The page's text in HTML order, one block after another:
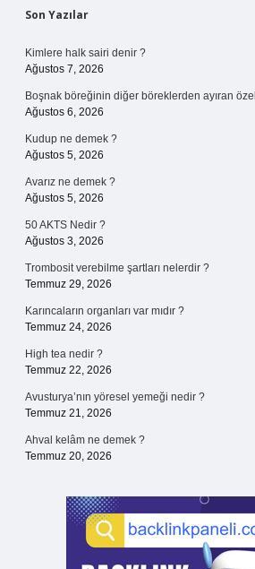
Sidebar
Son Yazılar
Kimlere halk sairi denir ?
Ağustos 7, 2026
Boşnak böreğinin diğer böreklerden ayıran
Ağustos 6, 2026
Kudup ne demek ?
Ağustos 5, 2026
Avarız ne demek ?
Ağustos 5, 2026
50 AKTS Nedir ?
Ağustos 3, 2026
Trombosit verebilme şartları nelerdir ?
Temmuz 29, 2026
Karıncaların organları var mıdır ?
Temmuz 24, 2026
High tea nedir ?
Temmuz 22, 2026
Avusturya’nın yöresel yemeği nedir ?
Temmuz 21, 2026
Ahval kelâm ne demek ?
Temmuz 20, 2026